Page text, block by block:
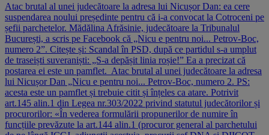
Atac brutal al unei judecătoare la adresa lui Nicușor Dan: ea cere
suspendarea noului președinte pentru că i-a convocat la Cotroceni pe
șefii parchetelor. Mădălina Afrăsinie, judecătoare la Tribunalul
București, a scris pe Facebook că „Nicu e pentru noi... Petrov-Boc,
numero 2”. Citește și: Scandal în PSD, după ce partidul s-a umplut
de traseiști suveraniști: „S-a depășit linia roșie!” Ea a precizat că
postarea ei este un pamflet. Atac brutal al unei judecătoare la adresa
lui Nicușor Dan „Nicu e pentru noi... Petrov-Boc, numero 2. PS:
acesta este un pamflet și trebuie citit și înțeles ca atare. Potrivit
art.145 alin.1 din Legea nr.303/2022 privind statutul judecătorilor și
procurorilor: «În vederea formulării propunerilor de numire în
funcțiile prevăzute la art.144 alin.1 (procuror general al parchetului